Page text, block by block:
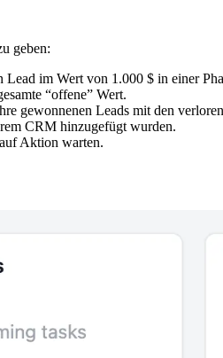
geben:
Lead im Wert von 1.000 $ in einer
“offene” Wert.
gewonnenen Leads mit den
CRM hinzugefügt wurden.
Aktion warten.